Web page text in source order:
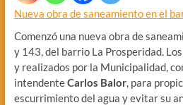
Nueva obra de saneamiento en el
Comenzó una nueva obra de
y 143, del barrio La Prosperidad.
y realizados por la Municipalidad,
intendenteCarlos Balor, para
escurrimiento del agua y evitar su